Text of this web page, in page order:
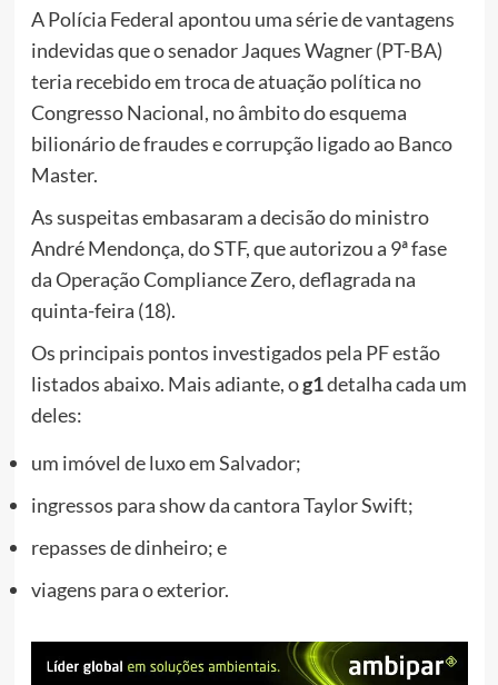
A Polícia Federal apontou uma série de vantagens
indevidas que o senador Jaques Wagner (PT-BA)
teria recebido em troca de atuação política no
Congresso Nacional, no âmbito do esquema
bilionário de fraudes e corrupção ligado ao Banco
Master.
As suspeitas embasaram a decisão do ministro
André Mendonça, do STF, que autorizou a 9ª fase
da Operação Compliance Zero, deflagrada na
quinta-feira (18).
Os principais pontos investigados pela PF estão
listados abaixo. Mais adiante, og1detalha cada um
deles:
um imóvel de luxo em Salvador;
ingressos para show da cantora Taylor Swift;
repasses de dinheiro; e
viagens para o exterior.